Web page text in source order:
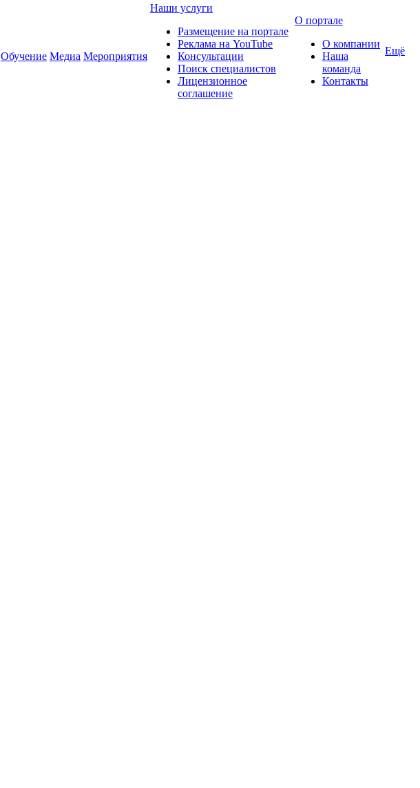
Обучение Медиа Мероприятия
Наши услуги
Размещение на портале
Реклама на YouTube
Консультации
Поиск специалистов
Лицензионное
соглашение
О портале
О компании
Наша
команда
Контакты
Ещё